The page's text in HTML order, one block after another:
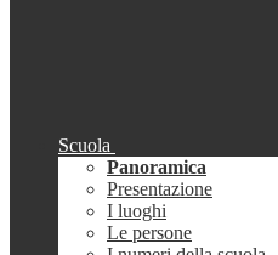
Scuola
Panoramica
Presentazione
I luoghi
Le persone